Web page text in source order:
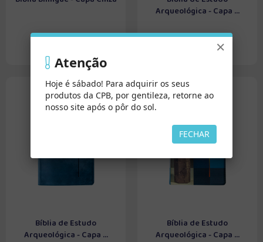
Arqueológica - Capa ...
Bíblia de Estudo
Arqueológica - Capa ...
Bíblia de Estudo
Arqueológica - Capa ...
×
Atenção
Hoje é sábado! Para adquirir os seus
produtos da CPB, por gentileza, retorne ao
nosso site após o pôr do sol.
FECHAR